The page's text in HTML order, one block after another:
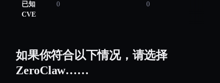
已知
CVE
0 0
如果你符合以下情况，请选择
ZeroClaw……